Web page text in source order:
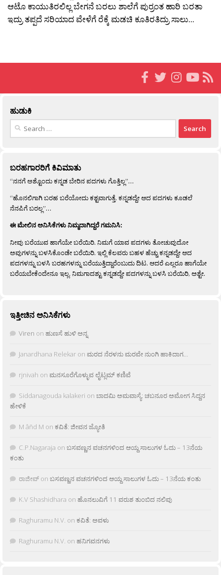
ಆಟೊ ಕಾಯುತಿರಲಿಲ್ಲ ಬೇಗನೆ ಬರಲು ಶಾಲೆಗೆ ಪುರ‍್ರಂತ ಹಾರಿ ಬರತಾ
ಇದ್ರು ತಪ್ಪದೆ ಸರಿಯಾದ ವೇಳೆಗೆ ರೆಕ್ಕೆ ಮಡಚಿ ಕೂತಿರತಿದ್ರು ಸಾಲು...
ಹುಡುಕಿ
Search
ಬರಹಗಾರರಿಗೆ ಕಿವಿಮಾತು
“ನನಗೆ ಅಶ್ಟೊಂದು ಕನ್ನಡ ಬೇರಿನ ಪದಗಳು ಗೊತ್ತಿಲ್ಲ”…
“ಹೊನಲಿಗಾಗಿ ಬರಹ ಬರೆಯೋದು ಕಶ್ಟವಾಗುತ್ತೆ. ಕನ್ನಡದ್ದೇ ಆದ ಪದಗಳು ಕೂಡಲೆ
ನೆನಪಿಗೆ ಬರಲ್ಲ”…
ಈ ಮೇಲಿನ ಅನಿಸಿಕೆಗಳು ನಿಮ್ಮದಾಗಿದ್ದರೆ ಗಮನಿಸಿ:
ನೀವು ಬರೆಯುವ ಹಾಗೆಯೇ ಬರೆಯಿರಿ. ನಿಮಗೆ ಯಾವ ಪದಗಳು ತೋಚುವುದೋ
ಅವುಗಳನ್ನು ಬಳಸಿಕೊಂಡೇ ಬರೆಯಿರಿ. ಇಲ್ಲಿ ಕೆಲವರು ಬಹಳ ಹೆಚ್ಚು ಕನ್ನಡದ್ದೇ ಆದ
ಪದಗಳನ್ನು ಬಳಸಿ ಬರಹಗಳನ್ನು ಬರೆಯುತ್ತಿದ್ದಾರೆಂಬುದು ದಿಟ. ಆದರೆ ಎಲ್ಲರೂ ಹಾಗೆಯೇ
ಬರೆಯಬೇಕೆಂದೇನೂ ಇಲ್ಲ. ನಿಮಗಾದಶ್ಟು ಕನ್ನಡದ್ದೇ ಪದಗಳನ್ನು ಬಳಸಿ ಬರೆಯಿರಿ, ಅಶ್ಟೇ.
ಇತ್ತೀಚಿನ ಅನಿಸಿಕೆಗಳು
Viren on ಹುಣಸೆ ಹುಳಿ ಅನ್ನ
Janardhana Relekar on ಮರದ ನೆರಳನು ಮರವೇ ನುಂಗಿ ಹಾಕಿದಾಗ…
rjnivah on ಮನಸೂರೆಗೊಳ್ಳುವ ಲೈಟ್ಲಮ್ ಕಣಿವೆ
Siddanagouda kalakeri on ಬಾದಮಿ ಅಮವಾಸ್ಯೆ: ಚಬನೂರ ಅಮೋಗ ಸಿದ್ದನ
ಹೇಳಿಕೆ
M âñd M on ಕವಿತೆ: ಜೀವನ ಜ್ಯೋತಿ
C.P.Nagaraja on ಬಸವಣ್ಣನ ವಚನಗಳಿಂದ ಆಯ್ದ ಸಾಲುಗಳ ಓದು – 13ನೆಯ
ಕಂತು
ರಾಜೀವ್ on ಬಸವಣ್ಣನ ವಚನಗಳಿಂದ ಆಯ್ದ ಸಾಲುಗಳ ಓದು – 13ನೆಯ ಕಂತು
K.V Shashidhara on ಹೊನಲುವಿಗೆ 11 ವರುಶ ತುಂಬಿದ ನಲಿವು
Raghuramu N.V. on ಕವಿತೆ: ಅವಳು
Raghuramu N.V. on ಹನಿಗವನಗಳು